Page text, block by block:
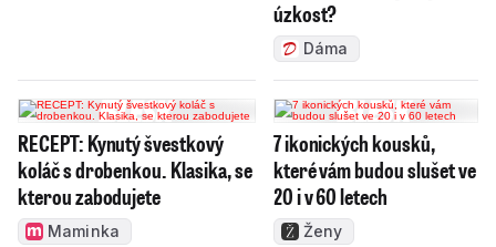
úzkost?
Dáma
RECEPT: Kynutý švestkový
koláč s drobenkou. Klasika, se
kterou zabodujete
Maminka
7 ikonických kousků,
které vám budou slušet ve
20 i v 60 letech
Ženy